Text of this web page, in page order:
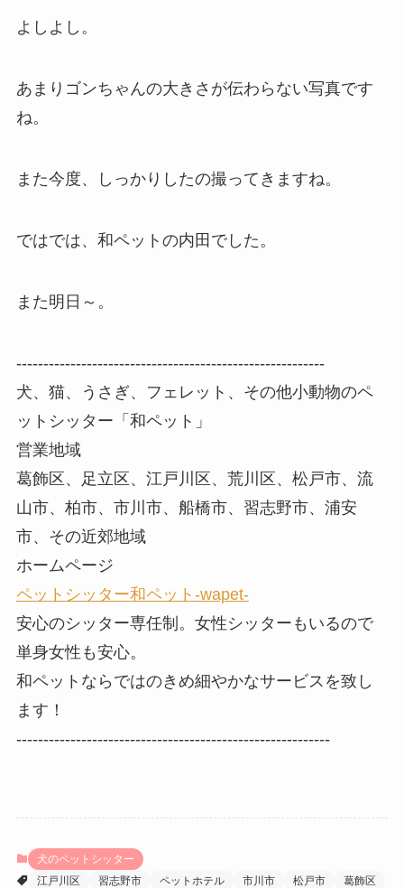
よしよし。
あまりゴンちゃんの大きさが伝わらない写真です
ね。
また今度、しっかりしたの撮ってきますね。
ではでは、和ペットの内田でした。
また明日～。
---------------------------------------------------------
犬、猫、うさぎ、フェレット、その他小動物のペ
ットシッター「和ペット」
営業地域
葛飾区、足立区、江戸川区、荒川区、松戸市、流
山市、柏市、市川市、船橋市、習志野市、浦安
市、その近郊地域
ホームページ
ペットシッター和ペット-wapet-
安心のシッター専任制。女性シッターもいるので
単身女性も安心。
和ペットならではのきめ細やかなサービスを致し
ます！
----------------------------------------------------------
犬のペットシッター
江戸川区
習志野市 ペットホテル 市川市 松戸市
葛飾区